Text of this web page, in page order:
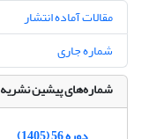
مقالات آماده انتشار
شماره جاری
شماره‌های پیشین نشریه